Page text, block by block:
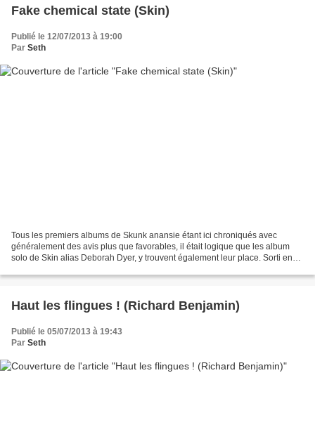
Fake chemical state (Skin)
Publié le 12/07/2013 à 19:00
Par Seth
Tous les premiers albums de Skunk anansie étant ici chroniqués avec
généralement des avis plus que favorables, il était logique que les album
solo de Skin alias Deborah Dyer, y trouvent également leur place. Sorti en
Haut les flingues ! (Richard Benjamin)
Publié le 05/07/2013 à 19:43
Par Seth